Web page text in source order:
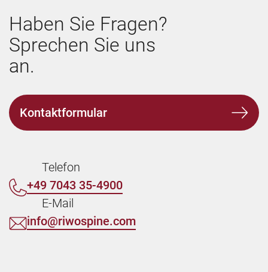
Haben Sie Fragen?
Sprechen Sie uns
an.
Kontaktformular
Telefon
+49 7043 35-4900
E-Mail
info@riwospine.com